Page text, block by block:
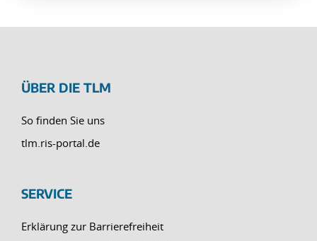
ÜBER DIE TLM
So finden Sie uns
tlm.ris-portal.de
SERVICE
Erklärung zur Barrierefreiheit